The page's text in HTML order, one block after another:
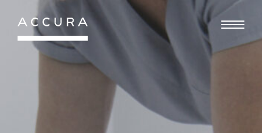
Gå
indhold